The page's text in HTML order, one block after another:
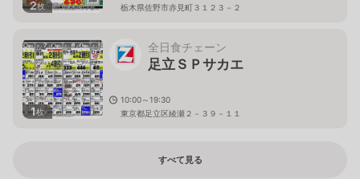
2枚
栃木県佐野市赤見町３１２３－２
1枚
全日食チェーン
足立ＳＰサカエ
10:00～19:30
東京都足立区綾瀬２－３９－１１
すべて見る